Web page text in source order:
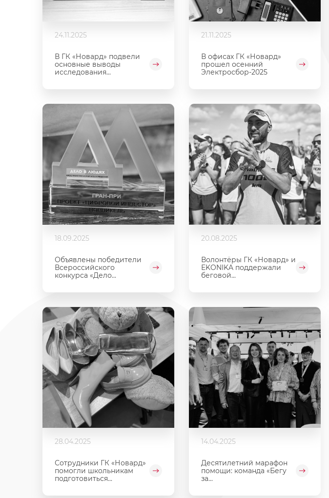
24.11.2025
В ГК «Новард» подвели
основные выводы
исследования...
21.11.2025
В офисах ГК «Новард»
прошел осенний
Электросбор-2025
18.09.2025
Объявлены победители
Всероссийского
конкурса «Дело...
20.08.2025
Волонтёры ГК «Новард» и
EKONIKA поддержали
беговой...
28.04.2025
Сотрудники ГК «Новард»
помогли школьникам
подготовиться...
14.04.2025
Десятилетний марафон
помощи: команда «Бегу
за...